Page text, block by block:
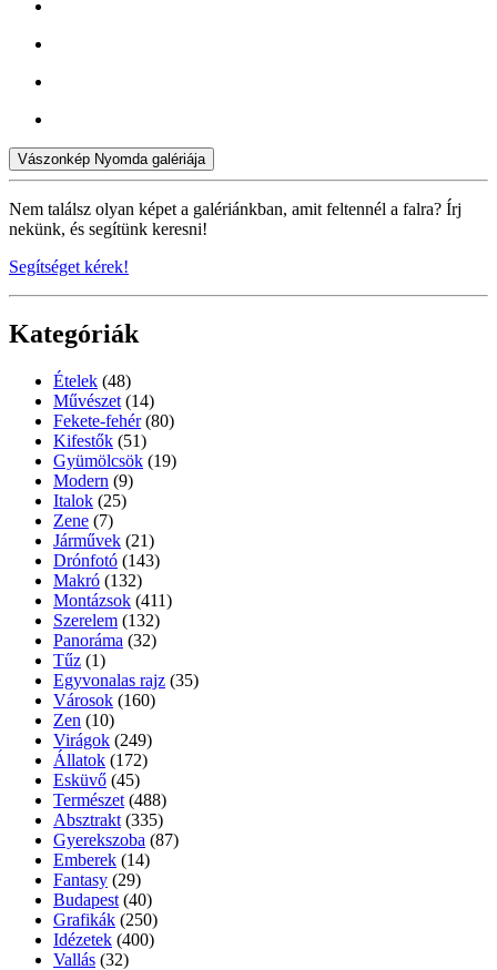
Vászonkép Nyomda galériája
Nem találsz olyan képet a galériánkban, amit feltennél a falra? Írj
nekünk, és segítünk keresni!
Segítséget kérek!
Kategóriák
Ételek (48)
Művészet (14)
Fekete-fehér (80)
Kifestők (51)
Gyümölcsök (19)
Modern (9)
Italok (25)
Zene (7)
Járművek (21)
Drónfotó (143)
Makró (132)
Montázsok (411)
Szerelem (132)
Panoráma (32)
Tűz (1)
Egyvonalas rajz (35)
Városok (160)
Zen (10)
Virágok (249)
Állatok (172)
Esküvő (45)
Természet (488)
Absztrakt (335)
Gyerekszoba (87)
Emberek (14)
Fantasy (29)
Budapest (40)
Grafikák (250)
Idézetek (400)
Vallás (32)